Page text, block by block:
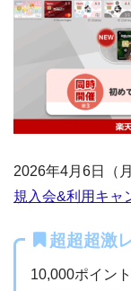
2026年4月6日（
規入会&利用キャ
超超超激
10,000ポイン